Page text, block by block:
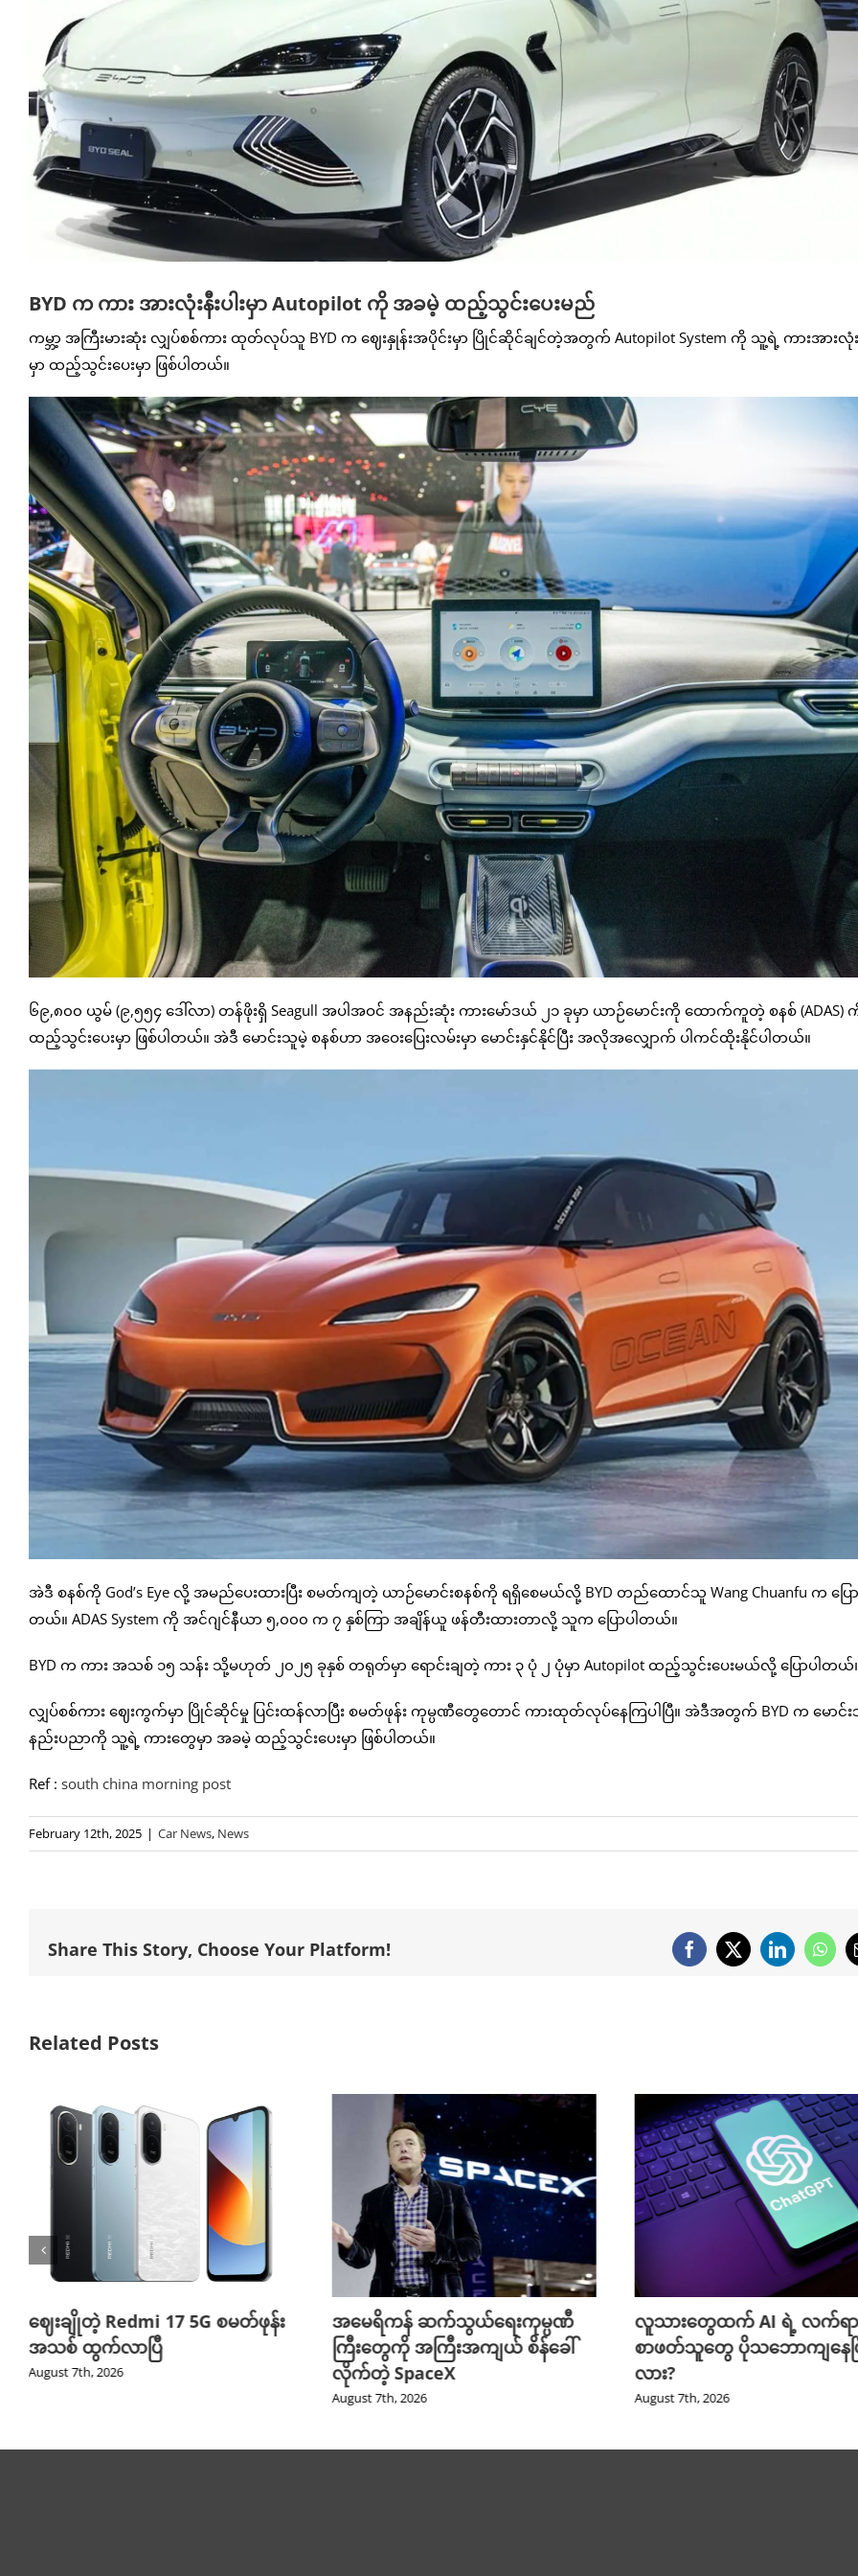
BYD က ကား အားလုံးနီးပါးမှာ Autopilot ကို အခမဲ့ ထည့်သွင်းပေးမည်
ကမ္ဘာ့ အကြီးမားဆုံး လျှပ်စစ်ကား ထုတ်လုပ်သူ BYD က ဈေးနှုန်းအပိုင်းမှာ ပြိုင်ဆိုင်ချင်တဲ့အတွက် Autopilot System ကို သူ့ရဲ့ ကားအားလုံးနီ
မှာ ထည့်သွင်းပေးမှာ ဖြစ်ပါတယ်။
၆၉,၈၀၀ ယွမ် (၉,၅၅၄ ဒေါ်လာ) တန်ဖိုးရှိ Seagull အပါအဝင် အနည်းဆုံး ကားမော်ဒယ် ၂၁ ခုမှာ ယာဉ်မောင်းကို ထောက်ကူတဲ့ စနစ် (ADAS)
ထည့်သွင်းပေးမှာ ဖြစ်ပါတယ်။ အဲဒီ မောင်းသူမဲ့ စနစ်ဟာ အဝေးပြေးလမ်းမှာ မောင်းနှင်နိုင်ပြီး အလိုအလျှောက် ပါကင်ထိုးနိုင်ပါတယ်။
အဲဒီ စနစ်ကို God’s Eye လို့ အမည်ပေးထားပြီး စမတ်ကျတဲ့ ယာဉ်မောင်းစနစ်ကို ရရှိစေမယ်လို့ BYD တည်ထောင်သူ Wang Chuanfu က ပြော
တယ်။ ADAS System ကို အင်ဂျင်နီယာ ၅,၀၀၀ က ၇ နှစ်ကြာ အချိန်ယူ ဖန်တီးထားတာလို့ သူက ပြောပါတယ်။
BYD က ကား အသစ် ၁၅ သန်း သို့မဟုတ် ၂၀၂၅ ခုနှစ် တရုတ်မှာ ရောင်းချတဲ့ ကား ၃ ပုံ ၂ ပုံမှာ Autopilot ထည့်သွင်းပေးမယ်လို့ ပြောပါတယ်
လျှပ်စစ်ကား ဈေးကွက်မှာ ပြိုင်ဆိုင်မှု ပြင်းထန်လာပြီး စမတ်ဖုန်း ကုမ္ပဏီတွေတောင် ကားထုတ်လုပ်နေကြပါပြီ။ အဲဒီအတွက် BYD က မောင်
နည်းပညာကို သူ့ရဲ့ ကားတွေမှာ အခမဲ့ ထည့်သွင်းပေးမှာ ဖြစ်ပါတယ်။
Ref : south china morning post
February 12th, 2025 | Car News, News
Share This Story, Choose Your Platform! Facebook
X LinkedIn
Related Posts
ဈေးချိုတဲ့ Redmi 17 5G စမတ်ဖုန်း
အသစ် ထွက်လာပြီ
August 7th, 2026
အမေရိကန် ဆက်သွယ်ရေးကုမ္ပဏီ
ကြီးတွေကို အကြီးအကျယ် စိန်ခေါ်
လိုက်တဲ့ SpaceX
August 7th, 2026
လူသားတွေထက် AI ရဲ့ လက်ရ
စာဖတ်သူတွေ ပိုသဘောကျနေပ
လား?
August 7th, 2026